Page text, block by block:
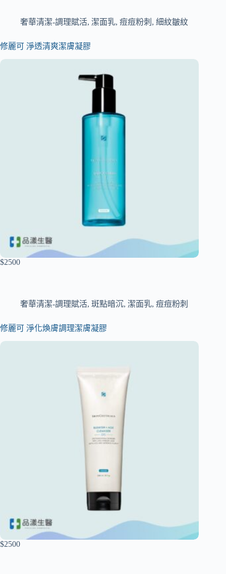
奢華清潔-調理賦活, 潔面乳, 痘痘粉刺 , 細紋皺紋
修麗可 淨透清爽潔膚凝膠
$2500
奢華清潔-調理賦活, 斑點暗沉, 潔面乳, 痘痘粉刺
修麗可 淨化煥膚調理潔膚凝膠
$2500